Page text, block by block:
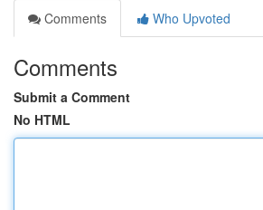
Comments
Who Upvoted
Comments
Submit a Comment
No HTML